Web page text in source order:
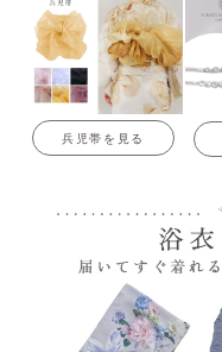
兵児帯を見る